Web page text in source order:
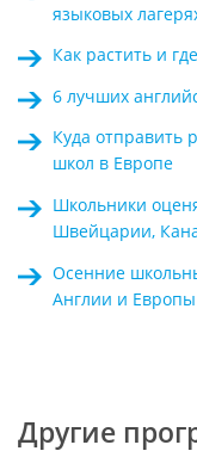
языковых
Как растить и
6 лучших
Куда отправить
школ в Европе
Школьники
Швейцарии,
Осенние
Англии и Европы
Другие